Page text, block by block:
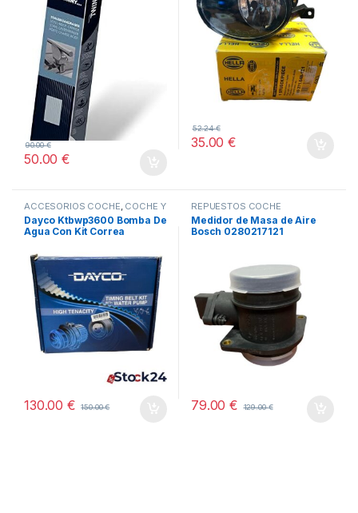
50.00€
90.00€ 35.00€
52.24€
ACCESORIOS COCHE COCHE Y
MOTO TODOS
Dayco Ktbwp3600 Bomba De
Agua Con Kit Correa
130.00€ 150.00€
REPUESTOS COCHE
Medidor de Masa de Aire
Bosch 0280217121
79.00€ 129.00€